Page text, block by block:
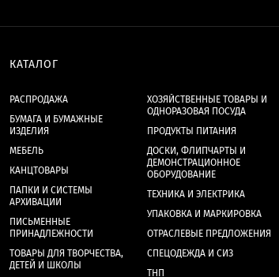
КАТАЛОГ
РАСПРОДАЖА
БУМАГА И БУМАЖНЫЕ
ИЗДЕЛИЯ
МЕБЕЛЬ
КАНЦТОВАРЫ
ПАПКИ И СИСТЕМЫ
АРХИВАЦИИ
ПИСЬМЕННЫЕ
ПРИНАДЛЕЖНОСТИ
ТОВАРЫ ДЛЯ ТВОРЧЕСТВА,
ДЕТЕЙ И ШКОЛЫ
ХОЗЯЙСТВЕННЫЕ ТОВАРЫ И
ОДНОРАЗОВАЯ ПОСУДА
ПРОДУКТЫ ПИТАНИЯ
ДОСКИ, ФЛИПЧАРТЫ И
ДЕМОНСТРАЦИОННОЕ
ОБОРУДОВАНИЕ
ТЕХНИКА И ЭЛЕКТРИКА
УПАКОВКА И МАРКИРОВКА
ОТРАСЛЕВЫЕ ПРЕДЛОЖЕНИЯ
СПЕЦОДЕЖДА И СИЗ
ТНП